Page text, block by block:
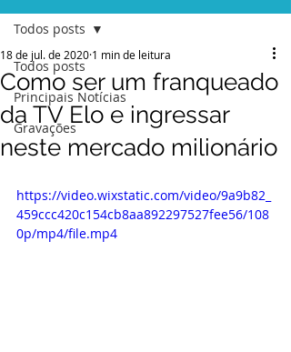
Todos posts
Principais Notícias
Gravações
Todos posts
Como ser um franqueado
da TV Elo e ingressar
neste mercado milionário
18 de jul. de 2020 1 min de leitura
https://video.wixstatic.com/video/9a9b82_
459ccc420c154cb8aa892297527fee56/108
0p/mp4/file.mp4